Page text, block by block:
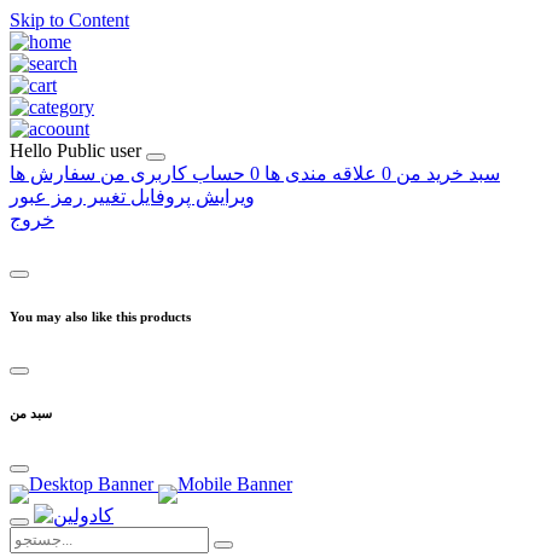
Skip to Content
Hello Public user
سبد خرید من 0 علاقه مندی ها 0 حساب کاربری من سفارش ها
ویرایش پروفایل تغییر رمز عبور
خروج
You may also like this products
سبد من